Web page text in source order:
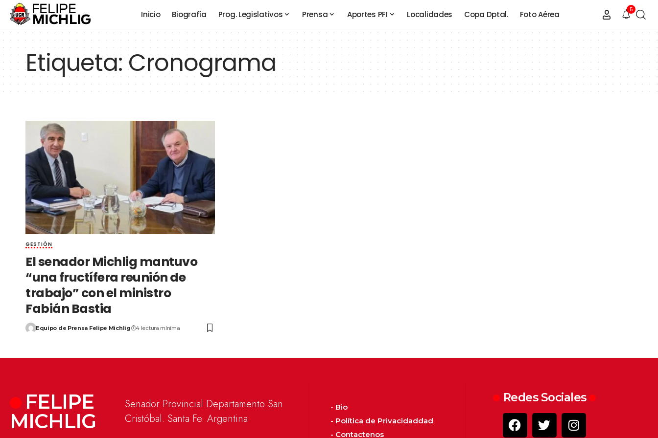
Inicio Biografía Prog. Legislativos Prensa Aportes PFI Localidades Copa Dptal. Foto Aérea
5
Etiqueta:Cronograma
GESTIÓN
El senador Michlig mantuvo
“una fructífera reunión de
trabajo” con el ministro
Fabián Bastia
Equipo de Prensa Felipe Michlig 4 lectura mínima
FELIPE
MICHLIG
Senador Provincial Departamento San
Cristóbal. Santa Fe. Argentina
- Bio
- Política de Privacidaddad
- Contactenos
Redes Sociales